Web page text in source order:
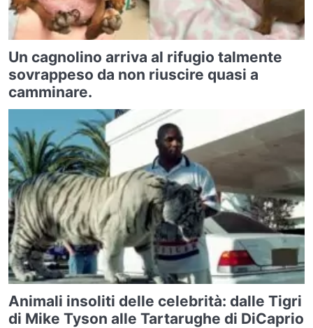
Un cagnolino arriva al rifugio talmente
sovrappeso da non riuscire quasi a
camminare.
Animali insoliti delle celebrità: dalle Tigri
di Mike Tyson alle Tartarughe di DiCaprio